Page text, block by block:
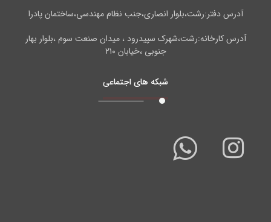
آدرس دفتر:رشت،بلوار انصاری،جنب نظام مهندسی،ساختمان پادرا
آدرس کارخانه:رشت،شهرک سپیدرود ، میدان صنعت سوم ،بلوار بهار
جنوبی ،خیابان ۲۱۰
شبکه های اجتماعی